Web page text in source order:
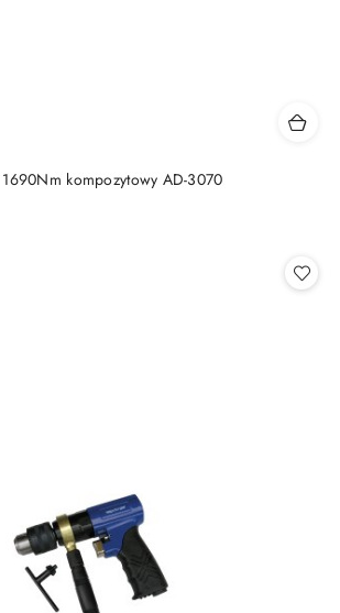
kompozytowy AD-3070